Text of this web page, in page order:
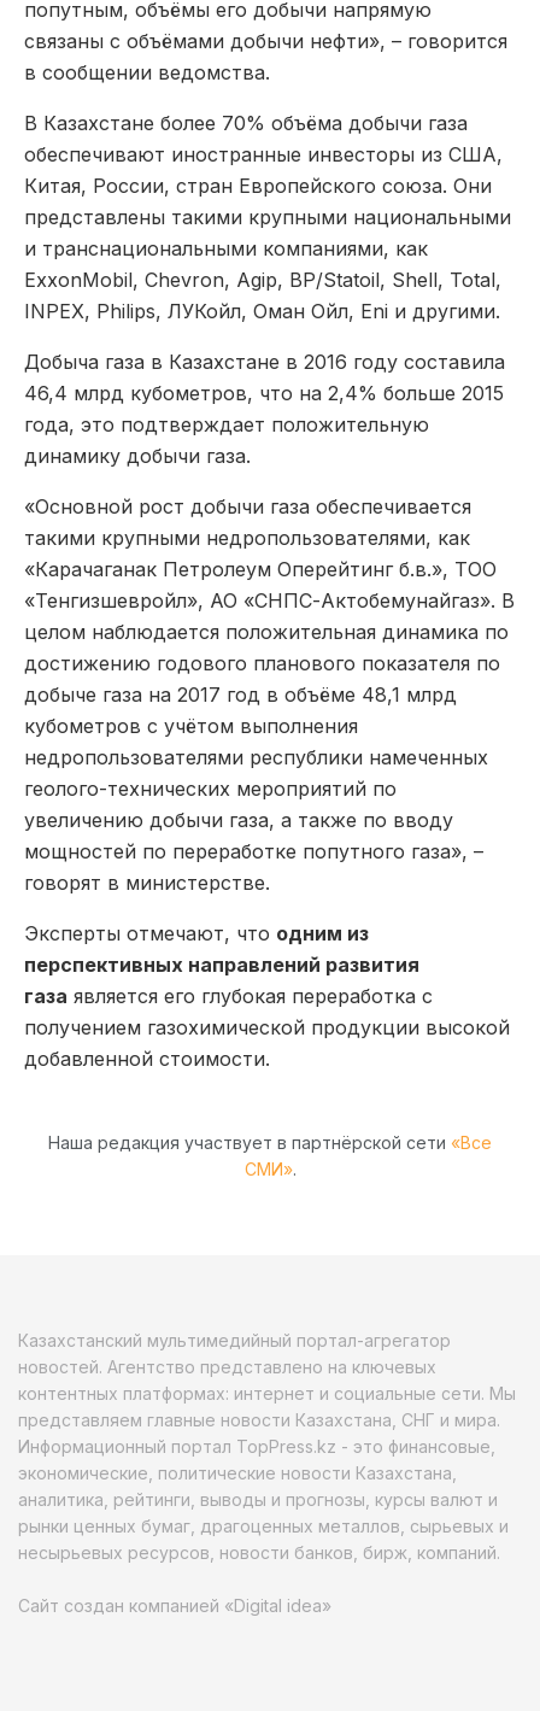
попутным, объёмы его добычи напрямую
связаны с объёмами добычи нефти», – говорится
в сообщении ведомства.
В Казахстане более 70% объёма добычи газа
обеспечивают иностранные инвесторы из США,
Китая, России, стран Европейского союза. Они
представлены такими крупными национальными
и транснациональными компаниями, как
ExxonMobil, Сhevron, Agip, BP/Statoil, Shell, Total,
INPEX, Philips, ЛУКойл, Оман Ойл, Eni и другими.
Добыча газа в Казахстане в 2016 году составила
46,4 млрд кубометров, что на 2,4% больше 2015
года, это подтверждает положительную
динамику добычи газа.
«Основной рост добычи газа обеспечивается
такими крупными недропользователями, как
«Карачаганак Петролеум Оперейтинг б.в.», ТОО
«Тенгизшевройл», АО «СНПС-Актобемунайгаз». В
целом наблюдается положительная динамика по
достижению годового планового показателя по
добыче газа на 2017 год в объёме 48,1 млрд
кубометров с учётом выполнения
недропользователями республики намеченных
геолого-технических мероприятий по
увеличению добычи газа, а также по вводу
мощностей по переработке попутного газа», –
говорят в министерстве.
Эксперты отмечают, что одним из
перспективных направлений развития
газа является его глубокая переработка с
получением газохимической продукции высокой
добавленной стоимости.
Наша редакция участвует в партнёрской сети «Все
СМИ».
Казахстанский мультимедийный портал-агрегатор
новостей. Агентство представлено на ключевых
контентных платформах: интернет и социальные сети. Мы
представляем главные новости Казахстана, СНГ и мира.
Информационный портал TopPress.kz - это финансовые,
экономические, политические новости Казахстана,
аналитика, рейтинги, выводы и прогнозы, курсы валют и
рынки ценных бумаг, драгоценных металлов, сырьевых и
несырьевых ресурсов, новости банков, бирж, компаний.
Сайт создан компанией «Digital idea»